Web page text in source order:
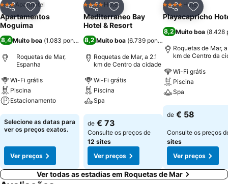
PartilharAdicionar aos favoritos
3 EstrelasAparthotel
Apartamentos
Moguima
8,4 Muito boa (1.083 pontuações)
Roquetas de Mar,
Espanha
Wi-Fi grátis
Piscina
Estacionamento
Ver preços
Selecione as datas para
ver os preços exatos.
Ver preços
PartilharAdicionar aos favoritos
4 EstrelasHotel
Mediterraneo Bay
Hotel & Resort
8,2 Muito boa (6.739 pontuações
Roquetas de Mar, a 2.1
km de Centro da cidade
Wi-Fi grátis
Piscina
Spa
Ver preços
de € 73
Consulte os preços de
12 sites
Ver preços
Partilhar
4 EstrelasHotel
Playacapricho
8,2 Muito boa (8.428
Roquetas de Mar,
km de Centro da
Wi-Fi grátis
Piscina
Spa
Ver preços
de € 58
Consulte os preços
sites
Ver preços
Ver todas as estadias em Roquetas de Mar